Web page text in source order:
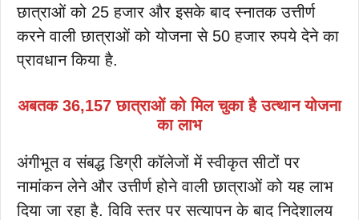
छात्राओं को 25 हजार और इसके बाद स्नातक उत्तीर्ण
करने वाली छात्राओं को योजना से 50 हजार रुपये देने का
प्रावधान किया है.
अबतक 36,157 छात्राओं को मिल चुका है उत्थान योजना
का लाभ
अंगीभूत व संबद्ध डिग्री कॉलेजों में स्वीकृत सीटों पर
नामांकन लेने और उत्तीर्ण होने वाली छात्राओं को यह लाभ
दिया जा रहा है. विवि स्तर पर सत्यापन के बाद निदेशालय